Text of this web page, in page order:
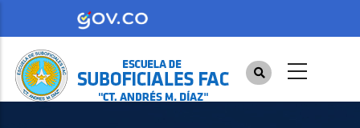
contenido
principal